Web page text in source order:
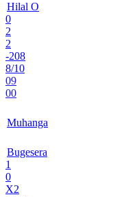
Hilal O
0
2
2
-208
8/10
09
00
Muhanga
Bugesera
1
0
X2